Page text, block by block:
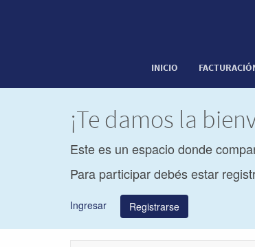
INICIO
¡Te damos la
Este es un espacio donde
Para participar debés estar
Ingresar Registrarse